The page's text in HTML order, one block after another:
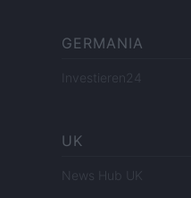
GERMANIA
Investieren24
UK
News Hub UK